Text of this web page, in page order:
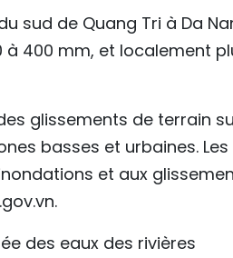
sud de Quang Tri à Da
400 mm, et localement
glissements de terrain
basses et urbaines. Les
et aux
des eaux des rivières